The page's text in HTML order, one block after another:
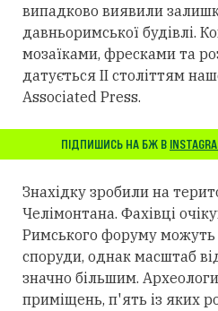
випадково виявили
давньоримської будівлі.
мозаїками, фресками та
датується II століттям
Associated Press.
ПІДПИШИСЬ НА БЖ В
Знахідку зробили на
Челімонтана. Фахівці
Римського форуму можуть
споруди, однак масштаб
значно більшим.
приміщень, п'ять із яких